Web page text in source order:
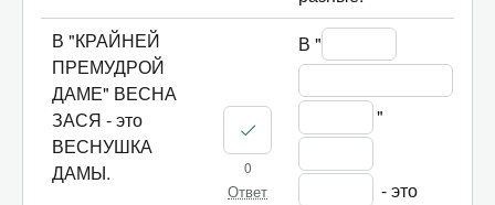
В "КРАЙНЕЙ
ПРЕМУДРОЙ
ДАМЕ" ВЕСНА
ЗАСЯ - это
ВЕСНУШКА
ДАМЫ.
0
Ответ
В "
"
- это